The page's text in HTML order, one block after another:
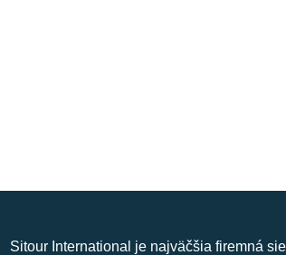
Sitour International je najväčšia firemná